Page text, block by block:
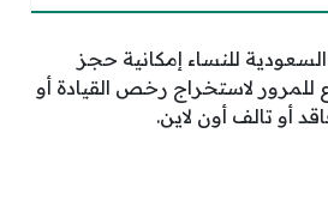
للنساء إمكانية حجز
للمرور لاستخراج رخص القيادة أو
أو تالف أون لاين.